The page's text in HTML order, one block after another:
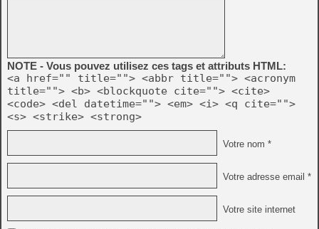
NOTE - Vous pouvez utilisez ces tags et attributs HTML:
<a href="" title=""> <abbr title=""> <acronym
title=""> <b> <blockquote cite=""> <cite>
<code> <del datetime=""> <em> <i> <q cite="">
<s> <strike> <strong>
Votre nom *
Votre adresse email *
Votre site internet